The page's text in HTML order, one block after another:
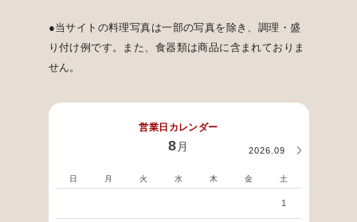
●当サイトの料理写真は一部の写真を除き、調理・盛
り付け例です。また、食器類は商品に含まれておりま
せん。
営業日カレンダー
8 月 2026.09
日 月 火 水 木 金 土
1